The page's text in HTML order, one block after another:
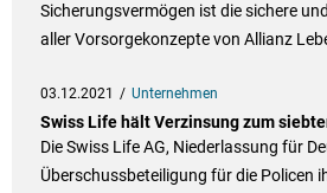
Sicherungsvermögen ist die sichere
aller Vorsorgekonzepte von Allianz
03.12.2021 Unternehmen
Swiss Life hält Verzinsung zum
Die Swiss Life AG, Niederlassung für
Überschussbeteiligung für die Policen